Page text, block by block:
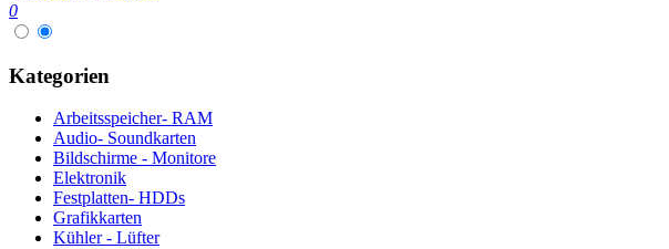
0
Kategorien
Arbeitsspeicher- RAM
Audio- Soundkarten
Bildschirme - Monitore
Elektronik
Festplatten- HDDs
Grafikkarten
Kühler - Lüfter